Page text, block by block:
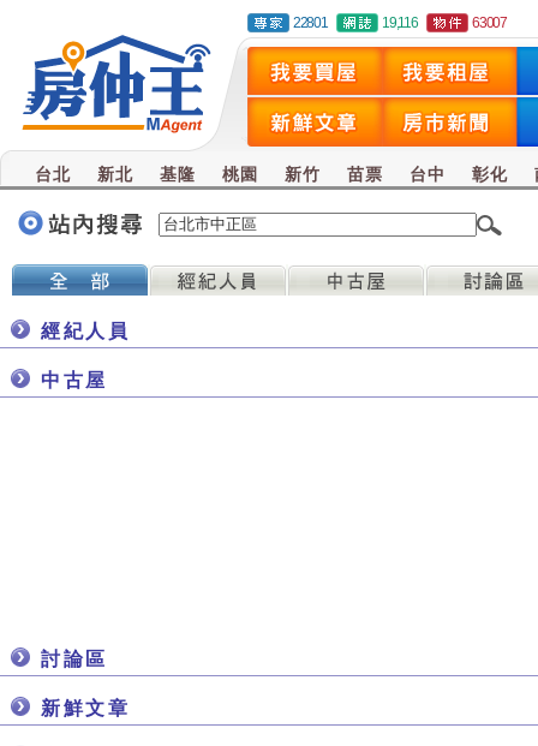
22801 19,116 63007
台北 新北 基隆 桃園 新竹 苗票 台中 彰化
經紀人員
中古屋
討論區
新鮮文章